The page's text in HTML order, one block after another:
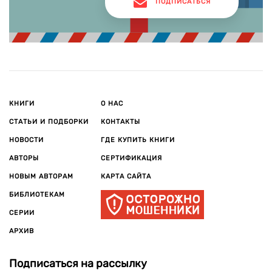
ПОДПИСАТЬСЯ
КНИГИ
СТАТЬИ И ПОДБОРКИ
НОВОСТИ
АВТОРЫ
НОВЫМ АВТОРАМ
БИБЛИОТЕКАМ
СЕРИИ
АРХИВ
О НАС
КОНТАКТЫ
ГДЕ КУПИТЬ КНИГИ
СЕРТИФИКАЦИЯ
КАРТА САЙТА
Подписаться на рассылку